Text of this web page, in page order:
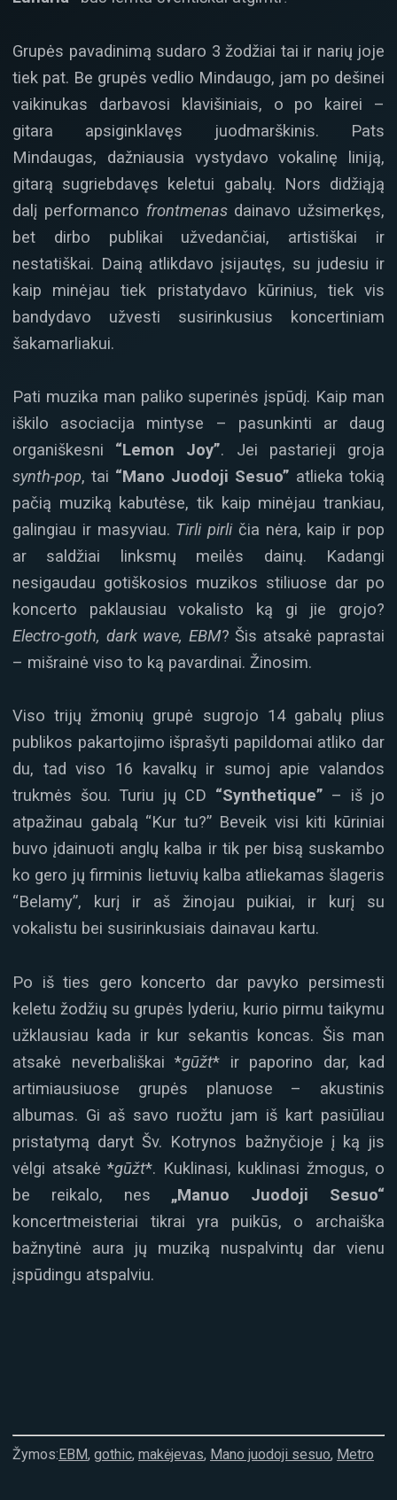
Grupės pavadinimą sudaro 3 žodžiai tai ir narių joje
tiek pat. Be grupės vedlio Mindaugo, jam po dešinei
vaikinukas darbavosi klavišiniais, o po kairei –
gitara apsiginklavęs juodmarškinis. Pats
Mindaugas, dažniausia vystydavo vokalinę liniją,
gitarą sugriebdavęs keletui gabalų. Nors didžiąją
dalį performanco frontmenasdainavo užsimerkęs,
bet dirbo publikai užvedančiai, artistiškai ir
nestatiškai. Dainą atlikdavo įsijautęs, su judesiu ir
kaip minėjau tiek pristatydavo kūrinius, tiek vis
bandydavo užvesti susirinkusius koncertiniam
šakamarliakui.
Pati muzika man paliko superinės įspūdį. Kaip man
iškilo asociacija mintyse – pasunkinti ar daug
organiškesni “Lemon Joy”. Jei pastarieji groja
synth-pop, tai “Mano Juodoji Sesuo” atlieka tokią
pačią muziką kabutėse, tik kaip minėjau trankiau,
galingiau ir masyviau. Tirli pirličia nėra, kaip ir pop
ar saldžiai linksmų meilės dainų. Kadangi
nesigaudau gotiškosios muzikos stiliuose dar po
koncerto paklausiau vokalisto ką gi jie grojo?
Electro-goth, dark wave, EBM? Šis atsakė paprastai
– mišrainė viso to ką pavardinai. Žinosim.
Viso trijų žmonių grupė sugrojo 14 gabalų plius
publikos pakartojimo išprašyti papildomai atliko dar
du, tad viso 16 kavalkų ir sumoj apie valandos
trukmės šou. Turiu jų CD “Synthetique” – iš jo
atpažinau gabalą “Kur tu?” Beveik visi kiti kūriniai
buvo įdainuoti anglų kalba ir tik per bisą suskambo
ko gero jų firminis lietuvių kalba atliekamas šlageris
“Belamy”, kurį ir aš žinojau puikiai, ir kurį su
vokalistu bei susirinkusiais dainavau kartu.
Po iš ties gero koncerto dar pavyko persimesti
keletu žodžių su grupės lyderiu, kurio pirmu taikymu
užklausiau kada ir kur sekantis koncas. Šis man
atsakė neverbališkai *gūžt* ir paporino dar, kad
artimiausiuose grupės planuose – akustinis
albumas. Gi aš savo ruožtu jam iš kart pasiūliau
pristatymą daryt Šv. Kotrynos bažnyčioje į ką jis
vėlgi atsakė *gūžt*. Kuklinasi, kuklinasi žmogus, o
be reikalo, nes „Manuo Juodoji Sesuo“
koncertmeisteriai tikrai yra puikūs, o archaiška
bažnytinė aura jų muziką nuspalvintų dar vienu
įspūdingu atspalviu.
Žymos: EBM, gothic, makėjevas, Mano juodoji sesuo, Metro